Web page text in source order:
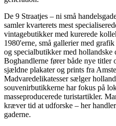
De 9 Straatjes – ni små
samler kvarterets mest
vintagebutikker med kurerede
1980'erne, små gallerier med
og specialbutikker med hollandske
Boghandlerne fører både nye titler
sjældne plakater og prints fra
Madvaredelikatesser sælger
souvenirbutikkerne har fokus på
masseproducerede turistartikler.
kræver tid at udforske – her
gaderne.